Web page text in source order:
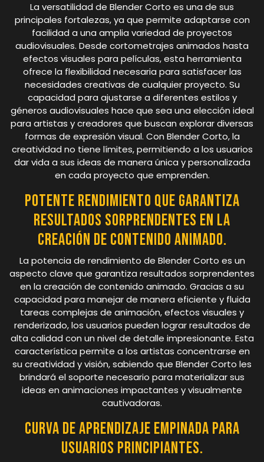
La versatilidad de Blender Corto es una de sus
principales fortalezas, ya que permite adaptarse con
facilidad a una amplia variedad de proyectos
audiovisuales. Desde cortometrajes animados hasta
efectos visuales para películas, esta herramienta
ofrece la flexibilidad necesaria para satisfacer las
necesidades creativas de cualquier proyecto. Su
capacidad para ajustarse a diferentes estilos y
géneros audiovisuales hace que sea una elección ideal
para artistas y creadores que buscan explorar diversas
formas de expresión visual. Con Blender Corto, la
creatividad no tiene límites, permitiendo a los usuarios
dar vida a sus ideas de manera única y personalizada
en cada proyecto que emprenden.
Potente rendimiento que garantiza
resultados sorprendentes en la
creación de contenido animado.
La potencia de rendimiento de Blender Corto es un
aspecto clave que garantiza resultados sorprendentes
en la creación de contenido animado. Gracias a su
capacidad para manejar de manera eficiente y fluida
tareas complejas de animación, efectos visuales y
renderizado, los usuarios pueden lograr resultados de
alta calidad con un nivel de detalle impresionante. Esta
característica permite a los artistas concentrarse en
su creatividad y visión, sabiendo que Blender Corto les
brindará el soporte necesario para materializar sus
ideas en animaciones impactantes y visualmente
cautivadoras.
Curva de aprendizaje empinada para
usuarios principiantes.